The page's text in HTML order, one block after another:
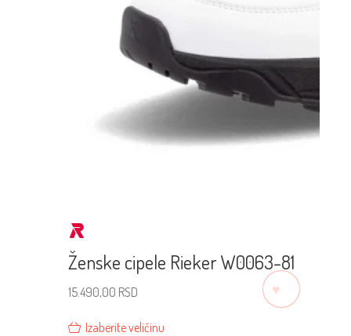
Ženske cipele Rieker W0063-81
15.490,00 RSD
Izaberite veličinu